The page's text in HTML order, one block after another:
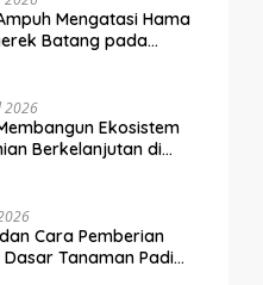
Ekonomi Sumber
Mengatasi Hama
Batang pada
2026
Ekosistem
Berkelanjutan di
Cara Pemberian
Dasar Tanaman Padi